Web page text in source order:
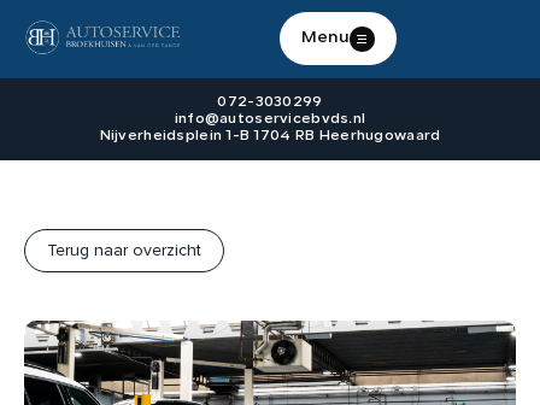
Menu
072-3030299
info@autoservicebvds.nl
Nijverheidsplein 1-B 1704 RB Heerhugowaard
OVER ONS
AANKOOP KEURING
CONTACT
Terug naar overzicht